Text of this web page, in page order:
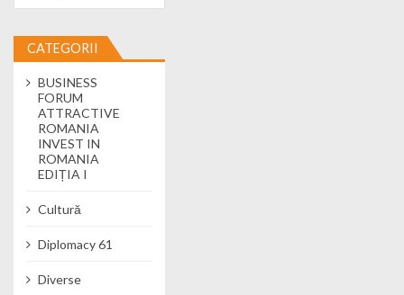
CATEGORII
BUSINESS
FORUM
ATTRACTIVE
ROMANIA
INVEST IN
ROMANIA
EDIȚIA I
Cultură
Diplomacy 61
Diverse